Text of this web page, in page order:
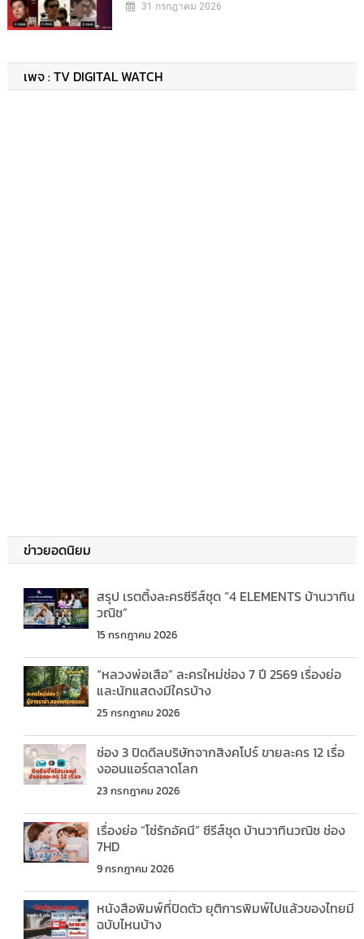
31 กรกฎาคม 2026
เพจ : TV DIGITAL WATCH
ข่าวยอดนิยม
สรุป เรตติ้งละครซีรีส์ชุด “4 ELEMENTS บ้านวาทิน
วณิช”
15 กรกฎาคม 2026
“หลวงพ่อเสือ” ละครใหม่ช่อง 7 ปี 2569 เรื่องย่อ
และนักแสดงมีใครบ้าง
25 กรกฎาคม 2026
ช่อง 3 ปิดดีลบริษัทจากสิงคโปร์ ขายละคร 12 เรื่อ
งออนแอร์ตลาดโลก
23 กรกฎาคม 2026
เรื่องย่อ “โซ่รักอัคนี” ซีรีส์ชุด บ้านวาทินวณิช ช่อง
7HD
9 กรกฎาคม 2026
หนังสือพิมพ์ที่ปิดตัว ยุติการพิมพ์ไปแล้วของไทยมี
ฉบับไหนบ้าง